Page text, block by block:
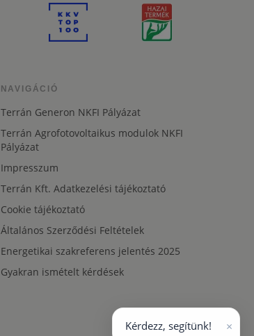
NAVIGÁCIÓ
Terrán Generon NKFI Pályázat
Terrán Agrofotovoltaikus modulok NKFI
Pályázat
Impresszum
Terrán Kft. Adatkezelési tájékoztató
Cookie tájékoztató
Általános Szerződési Feltételek
Energetikai szakreferens jelentés 2025
Gyakran ismételt kérdések
Kérdezz, segítünk! ×